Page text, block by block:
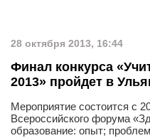
28 октября 2013, 16:44
Финал конкурса
2013» пройдет в
Мероприятие состоится с
Всероссийского форума
образование: опыт;